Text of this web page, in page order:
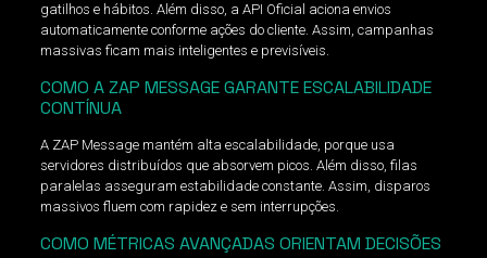
gatilhos e hábitos. Além disso, a API Oficial aciona envios
automaticamente conforme ações do cliente. Assim, campanhas
massivas ficam mais inteligentes e previsíveis.
COMO A ZAP MESSAGE GARANTE ESCALABILIDADE
CONTÍNUA
A ZAP Message mantém alta escalabilidade, porque usa
servidores distribuídos que absorvem picos. Além disso, filas
paralelas asseguram estabilidade constante. Assim, disparos
massivos fluem com rapidez e sem interrupções.
COMO MÉTRICAS AVANÇADAS ORIENTAM DECISÕES